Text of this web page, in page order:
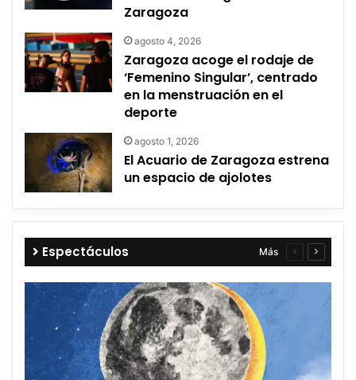
Zaragoza
agosto 4, 2026
Zaragoza acoge el rodaje de
‘Femenino Singular’, centrado
en la menstruación en el
deporte
agosto 1, 2026
El Acuario de Zaragoza estrena
un espacio de ajolotes
Espectáculos Más
Página
anterior